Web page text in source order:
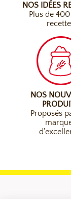
NOS IDÉES
Plus de
NOS
Proposés